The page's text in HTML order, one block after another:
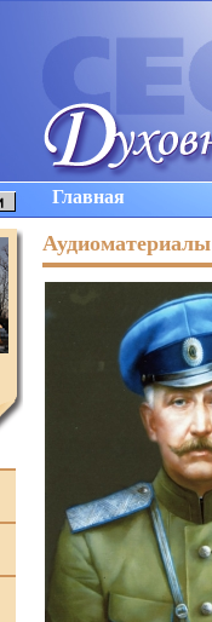
Главная
Аудиоматериалы